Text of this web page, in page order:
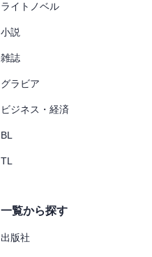
ライトノベル
小説
雑誌
グラビア
ビジネス・経済
BL
TL
一覧から探す
出版社